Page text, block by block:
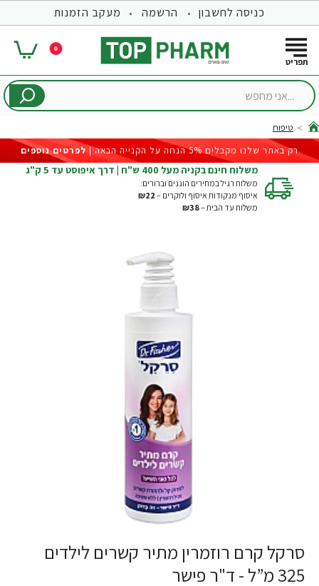
כניסה לחשבון הרשמה מעקב הזמנות
0
...אני
home
טיפוח
רק באתר שלנו מקבלים 5% הנחה על הקנייה הבאה |
לפרטים נוספים
משלוח חינם בקניה מעל 400 ש"ח | דרך איפוסט עד 5 ק"ג
משלוח רגיל במחירים הוגנים וברורים:
איסוף מנקודות איסוף ולוקרים – ₪22
משלוח עד הבית –₪38
סרקל קרם רוזמרין מתיר קשרים לילדים
325 מ”ל - ד"ר פישר